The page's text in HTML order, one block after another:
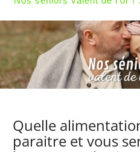
Quelle
paraitre et vous